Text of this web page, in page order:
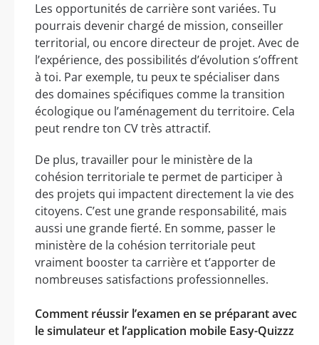
Les opportunités de carrière sont variées. Tu
pourrais devenir chargé de mission, conseiller
territorial, ou encore directeur de projet. Avec de
l’expérience, des possibilités d’évolution s’offrent
à toi. Par exemple, tu peux te spécialiser dans
des domaines spécifiques comme la transition
écologique ou l’aménagement du territoire. Cela
peut rendre ton CV très attractif.
De plus, travailler pour le ministère de la
cohésion territoriale te permet de participer à
des projets qui impactent directement la vie des
citoyens. C’est une grande responsabilité, mais
aussi une grande fierté. En somme, passer le
ministère de la cohésion territoriale peut
vraiment booster ta carrière et t’apporter de
nombreuses satisfactions professionnelles.
Comment réussir l’examen en se préparant avec
le simulateur et l’application mobile Easy-Quizzz